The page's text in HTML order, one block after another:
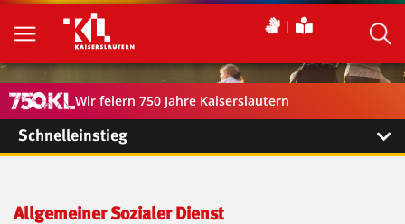
Wir feiern 750 Jahre Kaiserslautern
Schnelleinstieg
Allgemeiner Sozialer Dienst